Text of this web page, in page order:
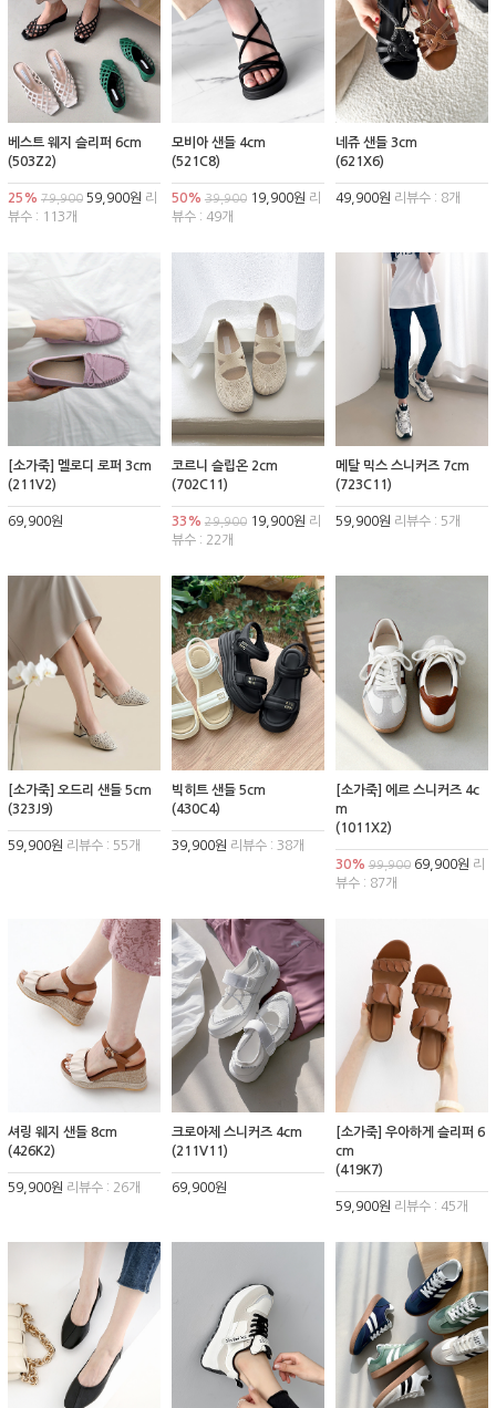
베스트 웨지 슬리퍼 6cm
(503Z2)
25% 79,900 59,900원 리
뷰수 : 113개
모비아 샌들 4cm
(521C8)
50% 39,90019,900원 리
뷰수 : 49개
네쥬 샌들 3cm
(621X6)
49,900원 리뷰수 : 8개
[소가죽] 멜로디 로퍼 3cm
(211V2)
69,900원
코르니 슬립온 2cm
(702C11)
33% 29,90019,900원 리
뷰수 : 22개
메탈 믹스 스니커즈 7cm
(723C11)
59,900원 리뷰수 : 5개
[소가죽] 오드리 샌들 5cm
(323J9)
59,900원 리뷰수 : 55개
빅히트 샌들 5cm
(430C4)
39,900원 리뷰수 : 38개
[소가죽] 에르 스니커즈 4c
m
(1011X2)
30% 99,90069,900원 리
뷰수 : 87개
셔링 웨지 샌들 8cm
(426K2)
59,900원 리뷰수 : 26개
크로아제 스니커즈 4cm
(211V11)
69,900원
[소가죽] 우아하게 슬리퍼 6
cm
(419K7)
59,900원 리뷰수 : 45개